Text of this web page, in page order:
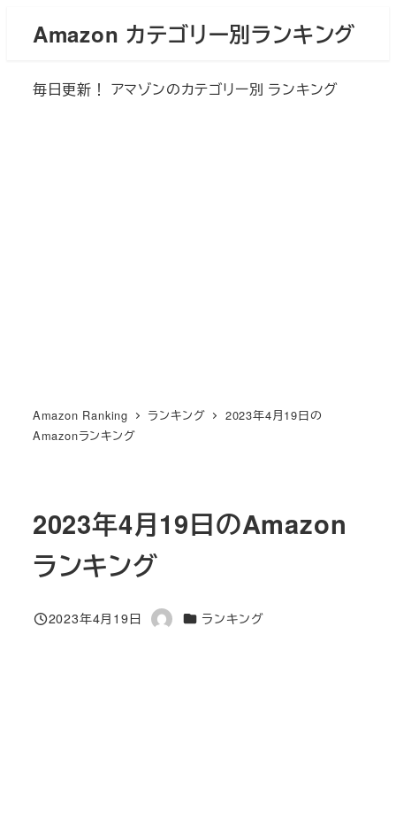
Amazon カテゴリー別ランキング
毎日更新！ アマゾンのカテゴリー別 ランキング
Amazon Ranking ランキング
2023年4月19日の
Amazonランキング
2023年4月19日のAmazon
ランキング
投稿日
2023年4月19日
著
カテゴリー
ランキング